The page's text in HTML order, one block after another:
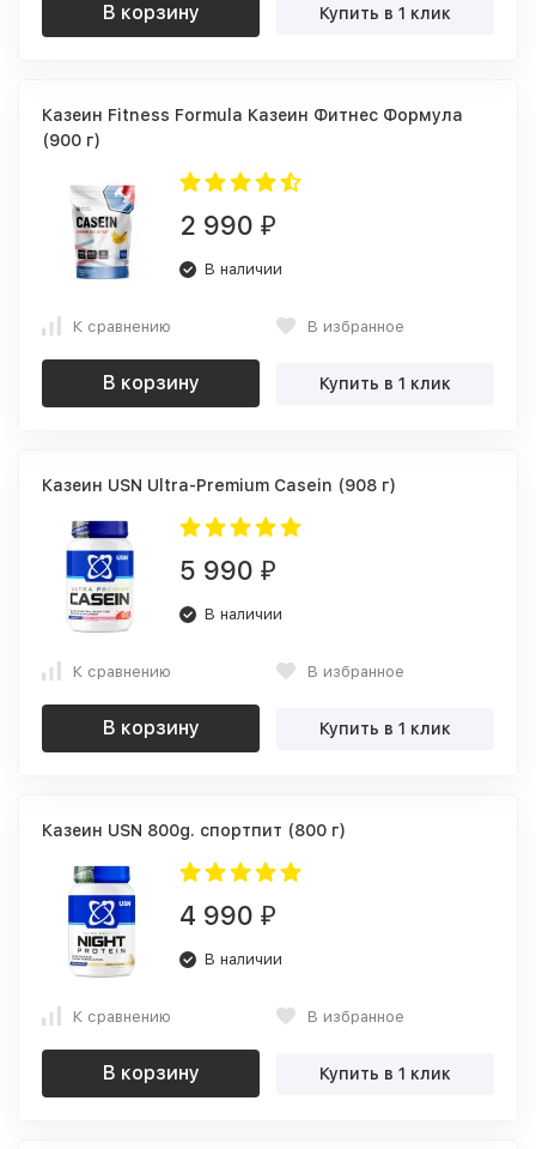
В корзину Купить в 1 клик
Казеин Fitness Formula Казеин Фитнес Формула
(900 г)
2 990 ₽
В наличии
К сравнению В избранное
В корзину Купить в 1 клик
Казеин USN Ultra-Premium Casein (908 г)
5 990 ₽
В наличии
К сравнению В избранное
В корзину Купить в 1 клик
Казеин USN 800g. спортпит (800 г)
4 990 ₽
В наличии
К сравнению В избранное
В корзину Купить в 1 клик